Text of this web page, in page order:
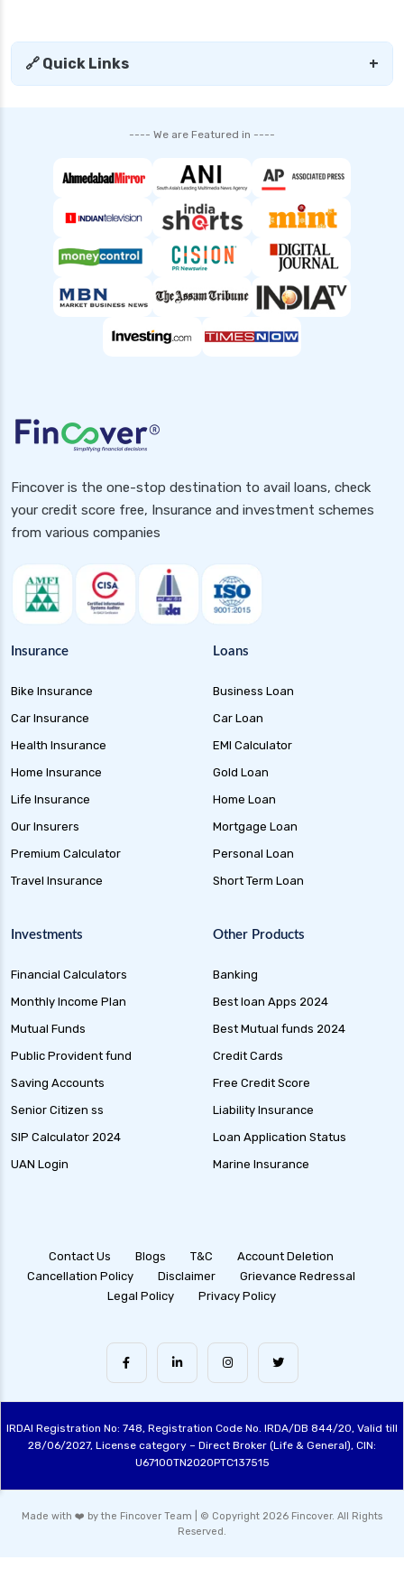
🔗 Quick Links +
---- We are Featured in ----
Fincover is the one-stop destination to avail loans, check
your credit score free, Insurance and investment schemes
from various companies
Insurance
Bike Insurance
Car Insurance
Health Insurance
Home Insurance
Life Insurance
Our Insurers
Premium Calculator
Travel Insurance
Loans
Business Loan
Car Loan
EMI Calculator
Gold Loan
Home Loan
Mortgage Loan
Personal Loan
Short Term Loan
Investments
Financial Calculators
Monthly Income Plan
Mutual Funds
Public Provident fund
Saving Accounts
Senior Citizen ss
SIP Calculator 2024
UAN Login
Other Products
Banking
Best loan Apps 2024
Best Mutual funds 2024
Credit Cards
Free Credit Score
Liability Insurance
Loan Application Status
Marine Insurance
Contact Us Blogs T&C
Account Deletion
Cancellation Policy
Disclaimer
Grievance Redressal
Legal Policy
Privacy Policy
IRDAI Registration No: 748, Registration Code No. IRDA/DB 844/20, Valid till
28/06/2027, License category – Direct Broker (Life & General), CIN:
U67100TN2020PTC137515
Made with ❤️ by the Fincover Team | © Copyright 2026 Fincover. All Rights
Reserved.